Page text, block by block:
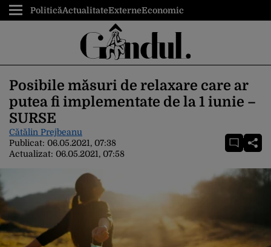
PoliticăActualitateExterneEconomic
Posibile măsuri de relaxare care ar
putea fi implementate de la 1 iunie –
SURSE
Cătălin Prejbeanu
Publicat: 06.05.2021, 07:38
Actualizat: 06.05.2021, 07:58